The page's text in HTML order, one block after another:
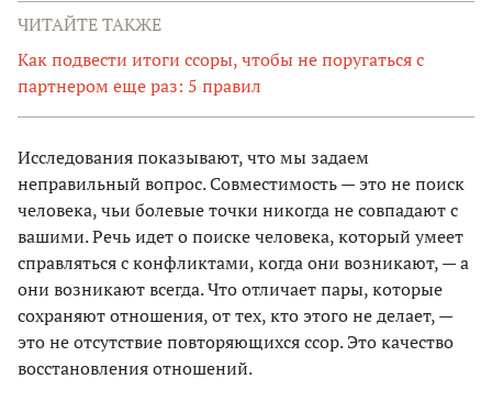
ЧИТАЙТЕ ТАКЖЕ
Как подвести итоги ссоры, чтобы не поругаться c
партнером еще раз: 5 правил
Исследования показывают, что мы задаем
неправильный вопрос. Совместимость — это не поиск
человека, чьи болевые точки никогда не совпадают с
вашими. Речь идет о поиске человека, который умеет
справляться с конфликтами, когда они возникают, — а
они возникают всегда. Что отличает пары, которые
сохраняют отношения, от тех, кто этого не делает, —
это не отсутствие повторяющихся ссор. Это качество
восстановления отношений.